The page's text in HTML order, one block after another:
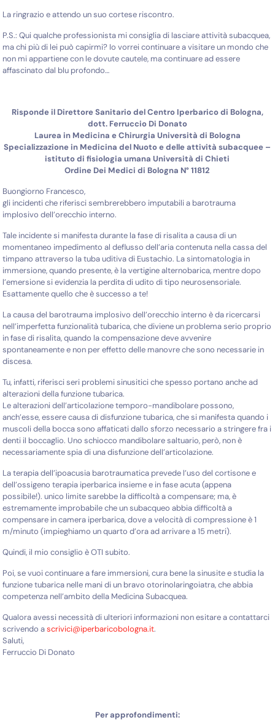
La ringrazio e attendo un suo cortese riscontro.
P.S.: Qui qualche professionista mi consiglia di lasciare attività subacquea,
ma chi più di lei può capirmi? Io vorrei continuare a visitare un mondo che
non mi appartiene con le dovute cautele, ma continuare ad essere
affascinato dal blu profondo…
Risponde il Direttore Sanitario del Centro Iperbarico di Bologna,
dott. Ferruccio Di Donato
Laurea in Medicina e Chirurgia Università di Bologna
Specializzazione in Medicina del Nuoto e delle attività subacquee –
istituto di fisiologia umana Università di Chieti
Ordine Dei Medici di Bologna N° 11812
Buongiorno Francesco,
gli incidenti che riferisci sembrerebbero imputabili a barotrauma
implosivo dell’orecchio interno.
Tale incidente si manifesta durante la fase di risalita a causa di un
momentaneo impedimento al deflusso dell’aria contenuta nella cassa del
timpano attraverso la tuba uditiva di Eustachio. La sintomatologia in
immersione, quando presente, è la vertigine alternobarica, mentre dopo
l’emersione si evidenzia la perdita di udito di tipo neurosensoriale.
Esattamente quello che è successo a te!
La causa del barotrauma implosivo dell’orecchio interno è da ricercarsi
nell’imperfetta funzionalità tubarica, che diviene un problema serio proprio
in fase di risalita, quando la compensazione deve avvenire
spontaneamente e non per effetto delle manovre che sono necessarie in
discesa.
Tu, infatti, riferisci seri problemi sinusitici che spesso portano anche ad
alterazioni della funzione tubarica.
Le alterazioni dell’articolazione temporo-mandibolare possono,
anch’esse, essere causa di disfunzione tubarica, che si manifesta quando i
muscoli della bocca sono affaticati dallo sforzo necessario a stringere fra i
denti il boccaglio. Uno schiocco mandibolare saltuario, però, non è
necessariamente spia di una disfunzione dell’articolazione.
La terapia dell’ipoacusia barotraumatica prevede l’uso del cortisone e
dell’ossigeno terapia iperbarica insieme e in fase acuta (appena
possibile!). unico limite sarebbe la difficoltà a compensare; ma, è
estremamente improbabile che un subacqueo abbia difficoltà a
compensare in camera iperbarica, dove a velocità di compressione è 1
m/minuto (impieghiamo un quarto d’ora ad arrivare a 15 metri).
Quindi, il mio consiglio è OTI subito.
Poi, se vuoi continuare a fare immersioni, cura bene la sinusite e studia la
funzione tubarica nelle mani di un bravo otorinolaringoiatra, che abbia
competenza nell’ambito della Medicina Subacquea.
Qualora avessi necessità di ulteriori informazioni non esitare a contattarci
scrivendo ascrivici@iperbaricobologna.it.
Saluti,
Ferruccio Di Donato
Per approfondimenti: